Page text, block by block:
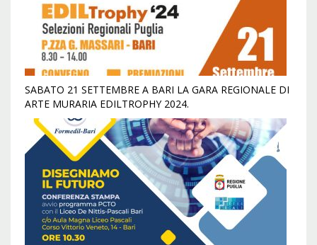
SABATO 21 SETTEMBRE A BARI LA GARA REGIONALE DI
ARTE MURARIA EDILTROPHY 2024.